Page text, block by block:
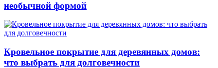
необычной формой
Кровельное покрытие для деревянных домов:
что выбрать для долговечности